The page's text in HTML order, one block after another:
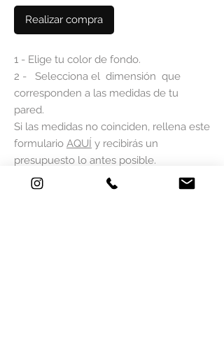
Realizar compra
1 - Elige tu color de fondo.
2 - Selecciona el dimensión que
corresponden a las medidas de tu
pared.
Si las medidas no coinciden, rellena este
formulario AQUÍ y recibirás un
presupuesto lo antes posible.
Nuestros largos son de 50 cm. Para 200
cm tienes 4 tiras de 50cm.